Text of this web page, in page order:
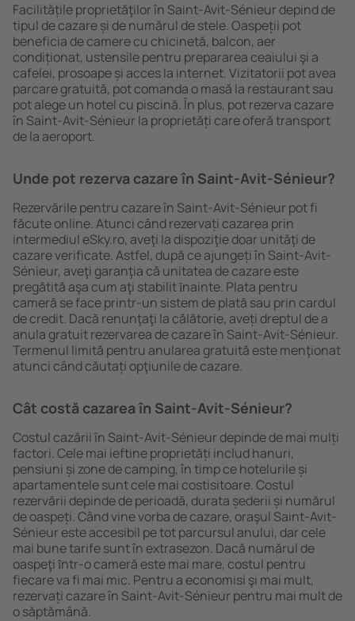
Facilitățile proprietăţilor în Saint-Avit-Sénieur depind de
tipul de cazare și de numărul de stele. Oaspeții pot
beneficia de camere cu chicinetă, balcon, aer
condiționat, ustensile pentru prepararea ceaiului şi a
cafelei, prosoape și acces la internet. Vizitatorii pot avea
parcare gratuită, pot comanda o masă la restaurant sau
pot alege un hotel cu piscină. În plus, pot rezerva cazare
în Saint-Avit-Sénieur la proprietăți care oferă transport
de la aeroport.
Unde pot rezerva cazare în Saint-Avit-Sénieur?
Rezervările pentru cazare în Saint-Avit-Sénieur pot fi
făcute online. Atunci când rezervați cazarea prin
intermediul eSky.ro, aveţi la dispoziţie doar unităţi de
cazare verificate. Astfel, după ce ajungeți în Saint-Avit-
Sénieur, aveţi garanţia că unitatea de cazare este
pregătită aşa cum aţi stabilit ȋnainte. Plata pentru
cameră se face printr-un sistem de plată sau prin cardul
de credit. Dacă renunţaţi la călătorie, aveți dreptul de a
anula gratuit rezervarea de cazare în Saint-Avit-Sénieur.
Termenul limită pentru anularea gratuită este menţionat
atunci când căutați opţiunile de cazare.
Cât costă cazarea în Saint-Avit-Sénieur?
Costul cazării în Saint-Avit-Sénieur depinde de mai mulți
factori. Cele mai ieftine proprietăți includ hanuri,
pensiuni și zone de camping, în timp ce hotelurile și
apartamentele sunt cele mai costisitoare. Costul
rezervării depinde de perioadă, durata șederii și numărul
de oaspeți. Când vine vorba de cazare, oraşul Saint-Avit-
Sénieur este accesibil pe tot parcursul anului, dar cele
mai bune tarife sunt în extrasezon. Dacă numărul de
oaspeţi ȋntr-o cameră este mai mare, costul pentru
fiecare va fi mai mic. Pentru a economisi şi mai mult,
rezervați cazare în Saint-Avit-Sénieur pentru mai mult de
o săptămână.